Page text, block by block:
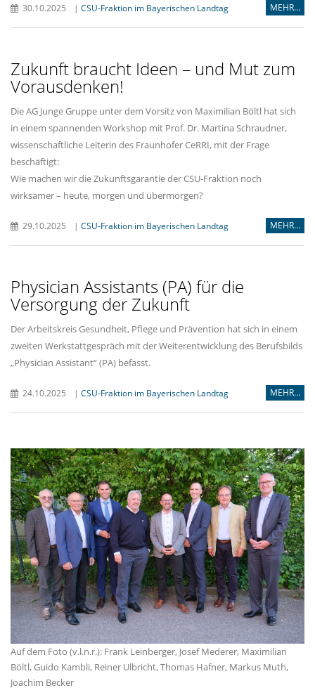
30.10.2025 | CSU-Fraktion im Bayerischen Landtag MEHR...
Zukunft braucht Ideen – und Mut zum
Vorausdenken!
Die AG Junge Gruppe unter dem Vorsitz von Maximilian Böltl hat sich
in einem spannenden Workshop mit Prof. Dr. Martina Schraudner,
wissenschaftliche Leiterin des Fraunhofer CeRRI, mit der Frage
beschäftigt:
Wie machen wir die Zukunftsgarantie der CSU-Fraktion noch
wirksamer – heute, morgen und übermorgen?
29.10.2025 | CSU-Fraktion im Bayerischen Landtag MEHR...
Physician Assistants (PA) für die
Versorgung der Zukunft
Der Arbeitskreis Gesundheit, Pflege und Prävention hat sich in einem
zweiten Werkstattgespräch mit der Weiterentwicklung des Berufsbilds
Physician Assistant“ (PA) befasst.
24.10.2025 | CSU-Fraktion im Bayerischen Landtag MEHR...
Auf dem Foto (v.l.n.r.): Frank Leinberger, Josef Mederer, Maximilian
Böltl, Guido Kambli, Reiner Ulbricht, Thomas Hafner, Markus Muth,
Joachim Becker